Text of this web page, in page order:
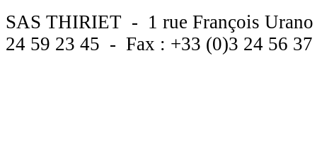
SAS THIRIET - 1 rue François
24 59 23 45 - Fax : +33 (0)3 24 56